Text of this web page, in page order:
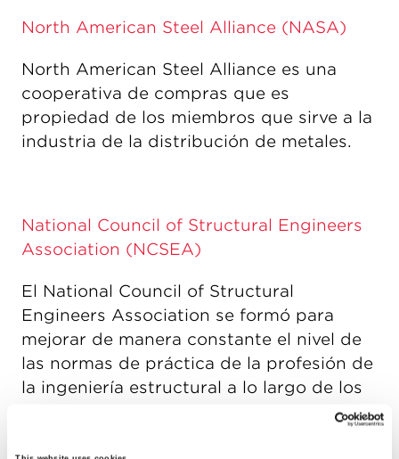
North American Steel Alliance (NASA)
North American Steel Alliance es una
cooperativa de compras que es
propiedad de los miembros que sirve a la
industria de la distribución de metales.
National Council of Structural Engineers
Association (NCSEA)
El National Council of Structural
Engineers Association se formó para
mejorar de manera constante el nivel de
las normas de práctica de la profesión de
la ingeniería estructural a lo largo de los